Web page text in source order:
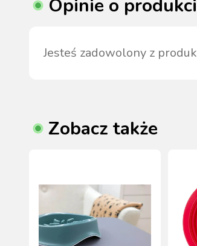
Opinie o
Jesteś zadowolony z
Zobacz także